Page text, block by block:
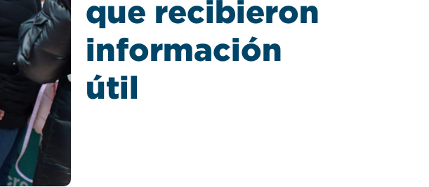
que recibieron
información
útil